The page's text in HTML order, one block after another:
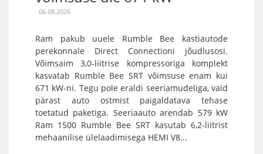
06.08.2026
Ram pakub uuele Rumble Bee kastiautode
perekonnale Direct Connectioni jõudlusosi.
Võimsaim 3,0-liitrise kompressoriga komplekt
kasvatab Rumble Bee SRT võimsuse enam kui
671 kW-ni. Tegu pole eraldi seeriamudeliga, vaid
pärast auto ostmist paigaldatava tehase
toetatud paketiga. Seeriaauto arendab 579 kW
Ram 1500 Rumble Bee SRT kasutab 6,2-liitrist
mehaanilise ülelaadimisega HEMI V8...